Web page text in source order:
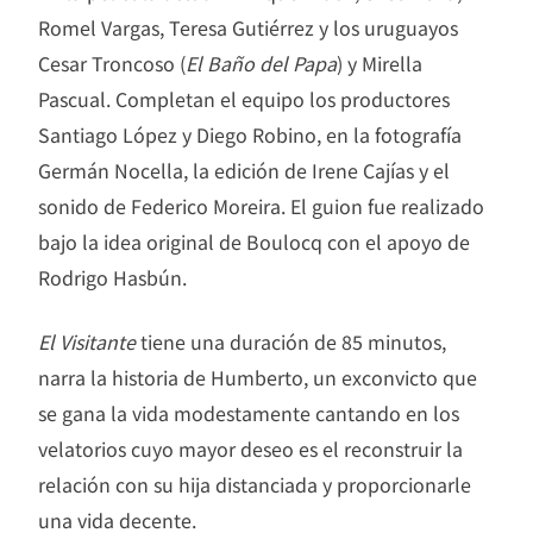
Romel Vargas, Teresa Gutiérrez y los uruguayos
Cesar Troncoso (El Baño del Papa) y Mirella
Pascual. Completan el equipo los productores
Santiago López y Diego Robino, en la fotografía
Germán Nocella, la edición de Irene Cajías y el
sonido de Federico Moreira. El guion fue realizado
bajo la idea original de Boulocq con el apoyo de
Rodrigo Hasbún.
El Visitantetiene una duración de 85 minutos,
narra la historia de Humberto, un exconvicto que
se gana la vida modestamente cantando en los
velatorios cuyo mayor deseo es el reconstruir la
relación con su hija distanciada y proporcionarle
una vida decente.